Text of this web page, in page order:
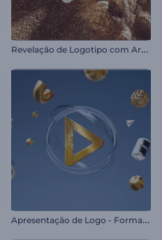
R
evelação de Logotipo com Areia Reluzente
A
presentação de Logo - Formas Metálicas